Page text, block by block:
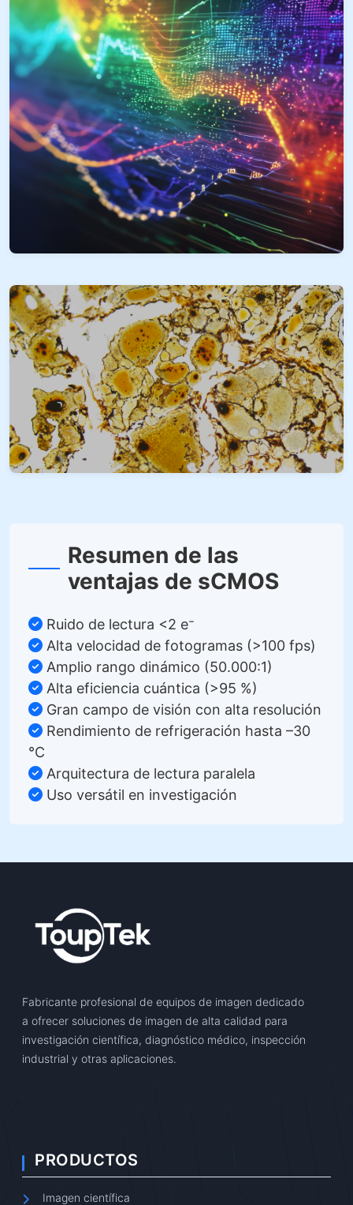
Resumen de las
ventajas de sCMOS
Ruido de lectura <2 e⁻
Alta velocidad de fotogramas (>100 fps)
Amplio rango dinámico (50.000:1)
Alta eficiencia cuántica (>95 %)
Gran campo de visión con alta resolución
Rendimiento de refrigeración hasta –30
°C
Arquitectura de lectura paralela
Uso versátil en investigación
Fabricante profesional de equipos de imagen dedicado
a ofrecer soluciones de imagen de alta calidad para
investigación científica, diagnóstico médico, inspección
industrial y otras aplicaciones.
PRODUCTOS
Imagen científica